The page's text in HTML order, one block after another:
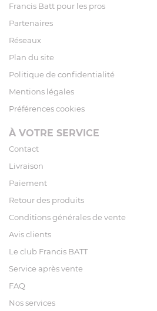
Francis Batt pour les pros
Partenaires
Réseaux
Plan du site
Politique de confidentialité
Mentions légales
Préférences cookies
À VOTRE SERVICE
Contact
Livraison
Paiement
Retour des produits
Conditions générales de vente
Avis clients
Le club Francis BATT
Service après vente
FAQ
Nos services